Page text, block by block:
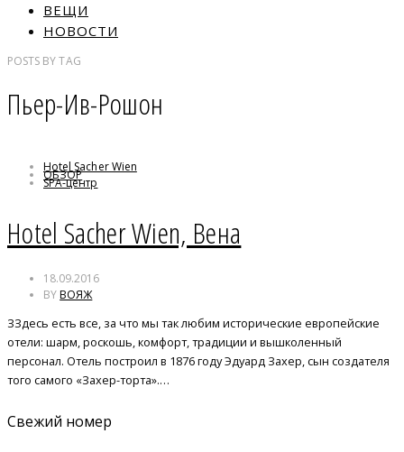
ВЕЩИ
НОВОСТИ
POSTS BYTAG
Пьер-Ив-Рошон
ОБЗОР
Hotel Sacher Wien
SPA-центр
Пьер-Ив-Рошон
Hotel Sacher Wien, Вена
18.09.2016
BYВОЯЖ
ЗЗдесь есть все, за что мы так любим исторические европейские
отели: шарм, роскошь, комфорт, традиции и вышколенный
персонал. Отель построил в 1876 году Эдуард Захер, сын создателя
того самого «Захер-торта».…
Свежий номер